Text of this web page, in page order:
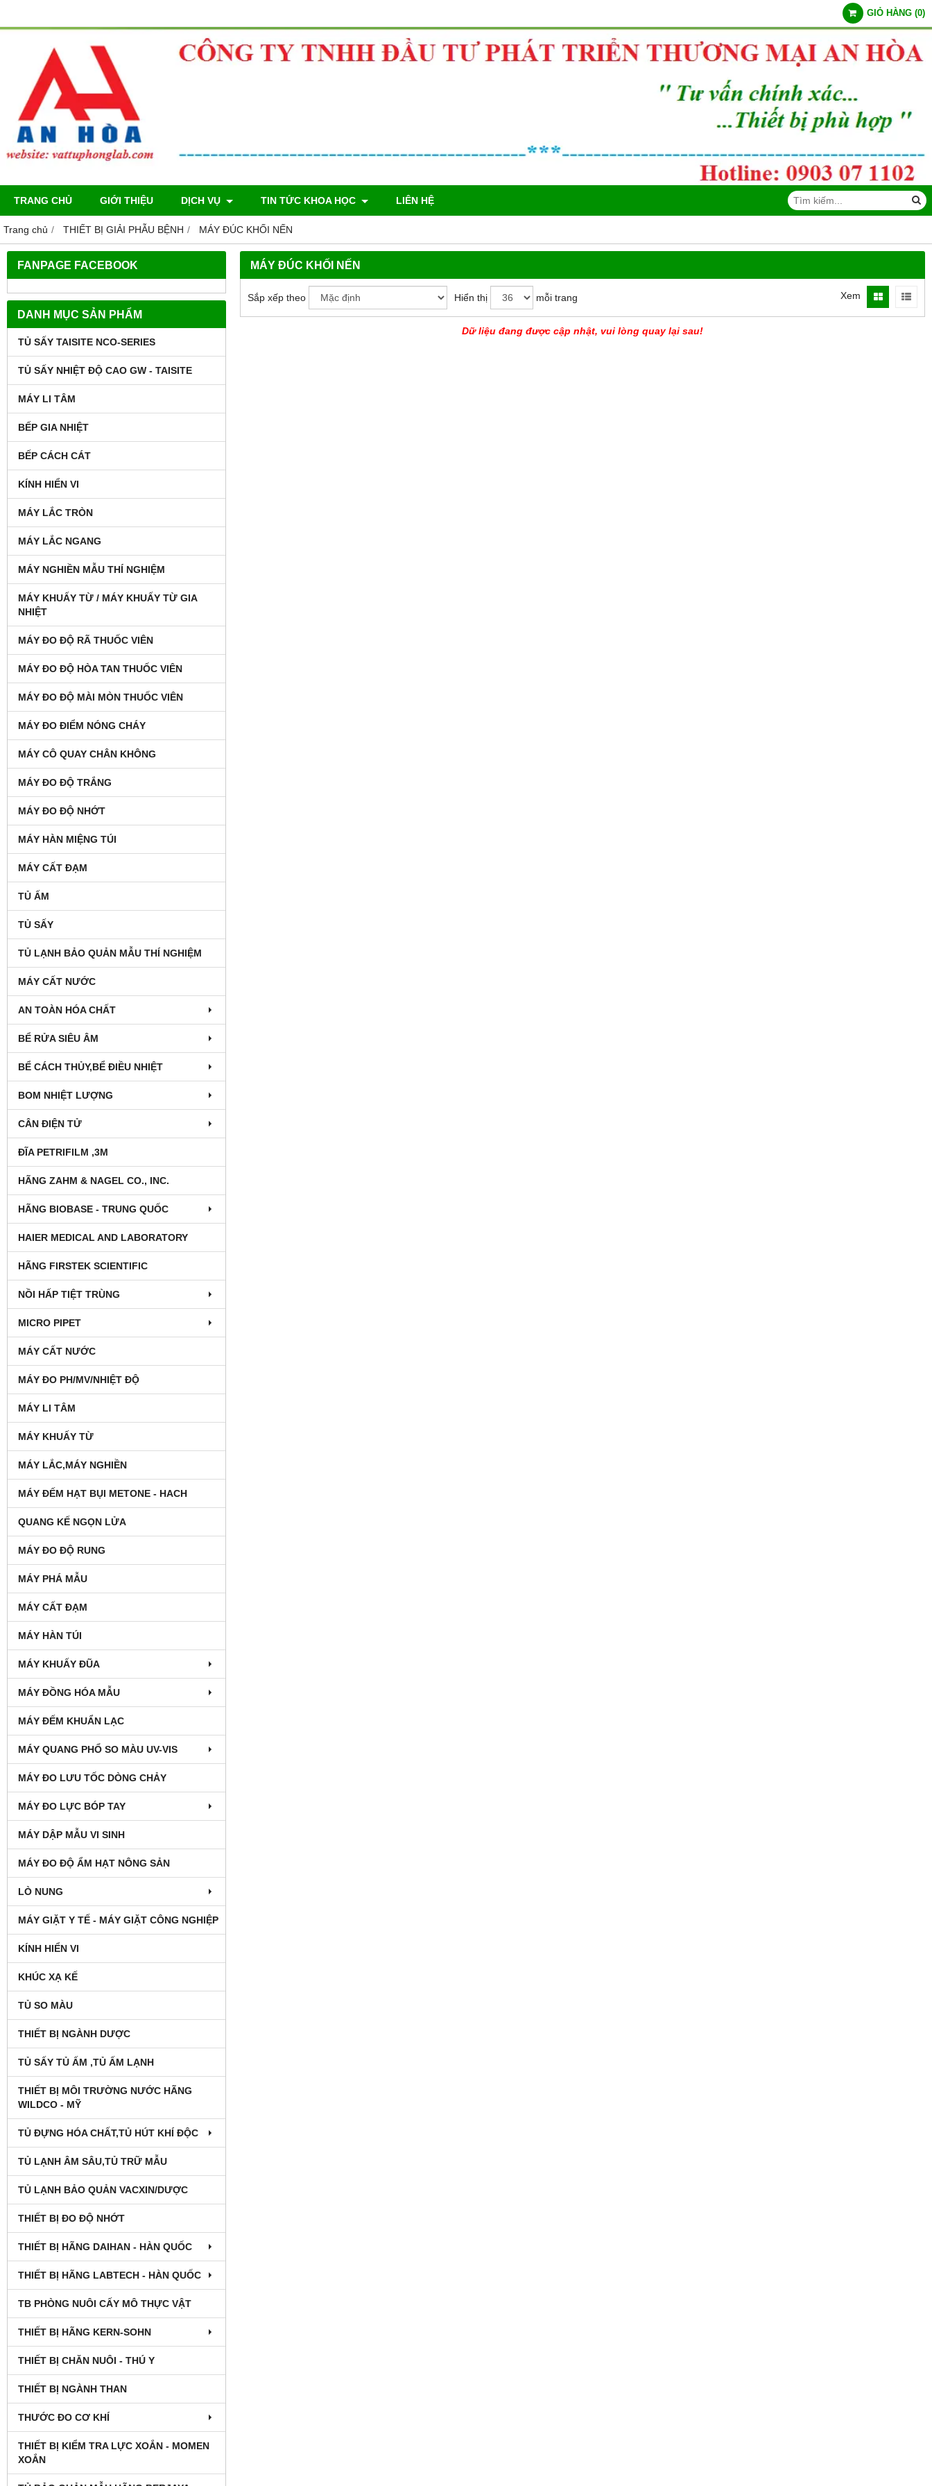
GIỎ HÀNG (0)
TRANG CHỦ GIỚI THIỆU DỊCH VỤ TIN TỨC KHOA HỌC LIÊN HỆ
Trang chủ THIẾT BỊ GIẢI PHẪU BỆNH MÁY ĐÚC KHỐI NẾN
FANPAGE FACEBOOK
DANH MỤC SẢN PHẨM
TỦ SẤY TAISITE NCO-SERIES
TỦ SẤY NHIỆT ĐỘ CAO GW - TAISITE
MÁY LI TÂM
BẾP GIA NHIỆT
BẾP CÁCH CÁT
KÍNH HIỂN VI
MÁY LẮC TRÒN
MÁY LẮC NGANG
MÁY NGHIỀN MẪU THÍ NGHIỆM
MÁY KHUẤY TỪ / MÁY KHUẤY TỪ GIA
NHIỆT
MÁY ĐO ĐỘ RÃ THUỐC VIÊN
MÁY ĐO ĐỘ HÒA TAN THUỐC VIÊN
MÁY ĐO ĐỘ MÀI MÒN THUỐC VIÊN
MÁY ĐO ĐIỂM NÓNG CHÁY
MÁY CÔ QUAY CHÂN KHÔNG
MÁY ĐO ĐỘ TRẮNG
MÁY ĐO ĐỘ NHỚT
MÁY HÀN MIỆNG TÚI
MÁY CẤT ĐẠM
TỦ ẤM
TỦ SẤY
TỦ LẠNH BẢO QUẢN MẪU THÍ NGHIỆM
MÁY CẤT NƯỚC
AN TOÀN HÓA CHẤT
BỂ RỬA SIÊU ÂM
BỂ CÁCH THỦY,BỂ ĐIỀU NHIỆT
BOM NHIỆT LƯỢNG
CÂN ĐIỆN TỬ
ĐĨA PETRIFILM ,3M
HÃNG ZAHM & NAGEL CO., INC.
HÃNG BIOBASE - TRUNG QUỐC
HAIER MEDICAL AND LABORATORY
HÃNG FIRSTEK SCIENTIFIC
NỒI HẤP TIỆT TRÙNG
MICRO PIPET
MÁY CẤT NƯỚC
MÁY ĐO PH/MV/NHIỆT ĐỘ
MÁY LI TÂM
MÁY KHUẤY TỪ
MÁY LẮC,MÁY NGHIỀN
MÁY ĐẾM HẠT BỤI METONE - HACH
QUANG KẾ NGỌN LỬA
MÁY ĐO ĐỘ RUNG
MÁY PHÁ MẪU
MÁY CẤT ĐẠM
MÁY HÀN TÚI
MÁY KHUẤY ĐŨA
MÁY ĐỒNG HÓA MẪU
MÁY ĐẾM KHUẨN LẠC
MÁY QUANG PHỔ SO MÀU UV-VIS
MÁY ĐO LƯU TỐC DÒNG CHẢY
MÁY ĐO LỰC BÓP TAY
MÁY DẬP MẪU VI SINH
MÁY ĐO ĐỘ ẨM HẠT NÔNG SẢN
LÒ NUNG
MÁY GIẶT Y TẾ - MÁY GIẶT CÔNG NGHIỆP
KÍNH HIỂN VI
KHÚC XẠ KẾ
TỦ SO MÀU
THIẾT BỊ NGÀNH DƯỢC
TỦ SẤY TỦ ẤM ,TỦ ẤM LẠNH
THIẾT BỊ MÔI TRƯỜNG NƯỚC HÃNG
WILDCO - MỸ
TỦ ĐỰNG HÓA CHẤT,TỦ HÚT KHÍ ĐỘC
TỦ LẠNH ÂM SÂU,TỦ TRỮ MẪU
TỦ LẠNH BẢO QUẢN VACXIN/DƯỢC
THIẾT BỊ ĐO ĐỘ NHỚT
THIẾT BỊ HÃNG DAIHAN - HÀN QUỐC
THIẾT BỊ HÃNG LABTECH - HÀN QUỐC
TB PHÒNG NUÔI CẤY MÔ THỰC VẬT
THIẾT BỊ HÃNG KERN-SOHN
THIẾT BỊ CHĂN NUÔI - THÚ Y
THIẾT BỊ NGÀNH THAN
THƯỚC ĐO CƠ KHÍ
THIẾT BỊ KIỂM TRA LỰC XOẮN - MOMEN
XOẮN
MÁY ĐÚC KHỐI NẾN
Sắp xếp theo Hiển thị mỗi trang Xem
Dữ liệu đang được cập nhật, vui lòng quay lại sau!